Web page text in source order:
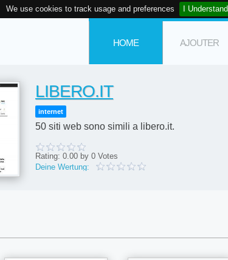
We use cookies to track usage and preferences I Understand
HOME AJOUTER
LIBERO.IT
internet
50 siti web sono simili a libero.it.
Rating: 0.00 by 0 Votes
Deine Wertung: